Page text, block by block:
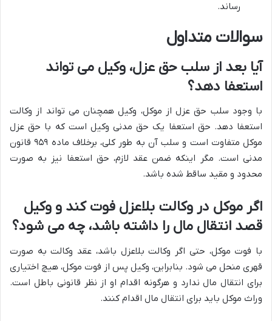
رساند.
سوالات متداول
آیا بعد از سلب حق عزل، وکیل می تواند
استعفا دهد؟
با وجود سلب حق عزل از موکل، وکیل همچنان می تواند از وکالت
استعفا دهد. حق استعفا یک حق مدنی وکیل است که با حق عزل
موکل متفاوت است و سلب آن به طور کلی، برخلاف ماده ۹۵۹ قانون
مدنی است. مگر اینکه ضمن عقد لازم، حق استعفا نیز به صورت
محدود و مقید ساقط شده باشد.
اگر موکل در وکالت بلاعزل فوت کند و وکیل
قصد انتقال مال را داشته باشد، چه می شود؟
با فوت موکل، حتی اگر وکالت بلاعزل باشد، عقد وکالت به صورت
قهری منحل می شود. بنابراین، وکیل پس از فوت موکل، هیچ اختیاری
برای انتقال مال ندارد و هرگونه اقدام او از نظر قانونی باطل است.
وراث موکل باید برای انتقال مال اقدام کنند.